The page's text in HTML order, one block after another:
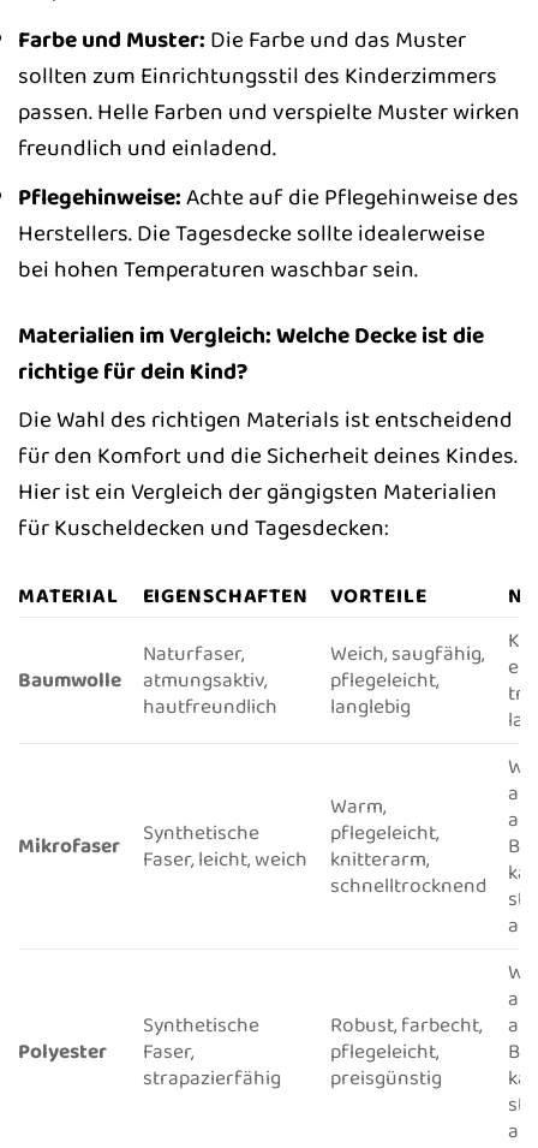
Farbe und Muster: Die Farbe und das Muster
sollten zum Einrichtungsstil des Kinderzimmers
passen. Helle Farben und verspielte Muster wirken
freundlich und einladend.
Pflegehinweise:Achte auf die Pflegehinweise des
Herstellers. Die Tagesdecke sollte idealerweise
bei hohen Temperaturen waschbar sein.
Materialien im Vergleich: Welche Decke ist die
richtige für dein Kind?
Die Wahl des richtigen Materials ist entscheidend
für den Komfort und die Sicherheit deines Kindes.
Hier ist ein Vergleich der gängigsten Materialien
für Kuscheldecken und Tagesdecken:
MATERIAL EIGENSCHAFTEN VORTEILE
Baumwolle
Naturfaser,
atmungsaktiv,
hautfreundlich
Weich, saugfähig,
pflegeleicht,
langlebig
Mikrofaser
Synthetische
Faser, leicht, weich
Warm,
pflegeleicht,
knitterarm,
schnelltrocknend
als
Polyester
Synthetische
Faser,
strapazierfähig
Robust, farbecht,
pflegeleicht,
preisgünstig
als